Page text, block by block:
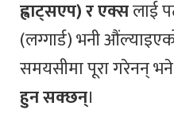
ह्वाट्सएप) र एक्सलाई
(लग्गार्ड) भनी
समयसीमा पूरा गरेनन्
हुन सक्छन्।